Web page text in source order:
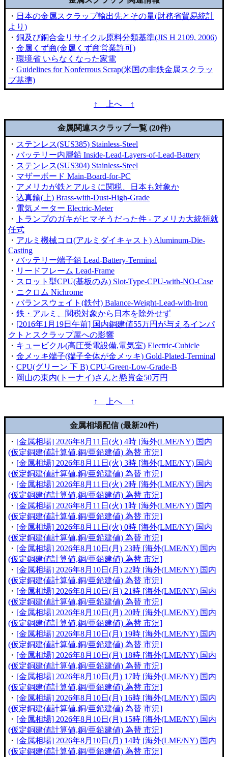
・ 日本の金属スクラップ輸出先とその量(財務省貿易統計
より)
・ 銅及び銅合金リサイクル原料分類基準(JIS H 2109, 2006)
・ 金属くず商(金属くず商営業許可)
・ 環境省 いらなくなった家電
・ Guidelines for Nonferrous Scrap(米国の非鉄金属スクラッ
プ基準)
↑ 上へ ↑
金属関連スクラップ一覧 (20件)
・ ステンレス(SUS385) Stainless-Steel
・ バッテリー内層鉛 Inside-Lead-Layers-of-Lead-Battery
・ ステンレス(SUS304) Stainless-Steel
・ マザーボード Main-Board-for-PC
・ アメリカが鉄とアルミに関税、日本も対象か
・ 込真鍮(上) Brass-with-Dust-High-Grade
・ 電気メーター Electric-Meter
・
トランプのガキがヒマそうだった件 - アメリカ大統領就
任式
・ アルミ機械コロ(アルミダイキャスト) Aluminum-Die-
Casting
・ バッテリー端子鉛 Lead-Battery-Terminal
・ リードフレーム Lead-Frame
・ スロット型CPU(基板のみ) Slot-Type-CPU-with-NO-Case
・ ニクロム Nichrome
・ バランスウェイト(鉄付) Balance-Weight-Lead-with-Iron
・ 鉄・アルミ、関税対象から日本を除外せず
・ [2016年1月19日午前] 国内銅建値55万円が与えるインパ
クトとスクラップ屋への影響
・ キュービクル(高圧受電設備,電気室) Electric-Cubicle
・ 金メッキ端子(端子全体が金メッキ) Gold-Plated-Terminal
・ CPU(グリーン 下 B) CPU-Green-Low-Grade-B
・ 岡山の東内(トーナイ)さんと懸賞金50万円
↑ 上へ ↑
金属相場配信 (最新20件)
・ [金属相場] 2026年8月11日(火) 4時 [海外(LME/NY) 国内
(仮定銅建値計算値,銅/亜鉛建値) 為替 市況]
・ [金属相場] 2026年8月11日(火) 3時 [海外(LME/NY) 国内
(仮定銅建値計算値,銅/亜鉛建値) 為替 市況]
・ [金属相場] 2026年8月11日(火) 2時 [海外(LME/NY) 国内
(仮定銅建値計算値,銅/亜鉛建値) 為替 市況]
・ [金属相場] 2026年8月11日(火) 1時 [海外(LME/NY) 国内
(仮定銅建値計算値,銅/亜鉛建値) 為替 市況]
・ [金属相場] 2026年8月11日(火) 0時 [海外(LME/NY) 国内
(仮定銅建値計算値,銅/亜鉛建値) 為替 市況]
・ [金属相場] 2026年8月10日(月) 23時 [海外(LME/NY) 国内
(仮定銅建値計算値,銅/亜鉛建値) 為替 市況]
・ [金属相場] 2026年8月10日(月) 22時 [海外(LME/NY) 国内
(仮定銅建値計算値,銅/亜鉛建値) 為替 市況]
・ [金属相場] 2026年8月10日(月) 21時 [海外(LME/NY) 国内
(仮定銅建値計算値,銅/亜鉛建値) 為替 市況]
・ [金属相場] 2026年8月10日(月) 20時 [海外(LME/NY) 国内
(仮定銅建値計算値,銅/亜鉛建値) 為替 市況]
・ [金属相場] 2026年8月10日(月) 19時 [海外(LME/NY) 国内
(仮定銅建値計算値,銅/亜鉛建値) 為替 市況]
・ [金属相場] 2026年8月10日(月) 18時 [海外(LME/NY) 国内
(仮定銅建値計算値,銅/亜鉛建値) 為替 市況]
・ [金属相場] 2026年8月10日(月) 17時 [海外(LME/NY) 国内
(仮定銅建値計算値,銅/亜鉛建値) 為替 市況]
・ [金属相場] 2026年8月10日(月) 16時 [海外(LME/NY) 国内
(仮定銅建値計算値,銅/亜鉛建値) 為替 市況]
・ [金属相場] 2026年8月10日(月) 15時 [海外(LME/NY) 国内
(仮定銅建値計算値,銅/亜鉛建値) 為替 市況]
・ [金属相場] 2026年8月10日(月) 14時 [海外(LME/NY) 国内
(仮定銅建値計算値,銅/亜鉛建値) 為替 市況]